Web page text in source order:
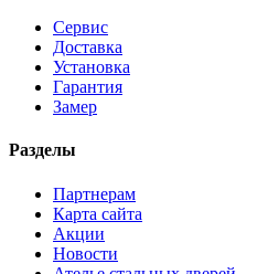
Сервис
Доставка
Установка
Гарантия
Замер
Разделы
Партнерам
Карта сайта
Акции
Новости